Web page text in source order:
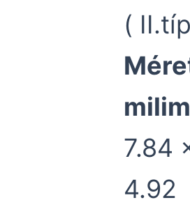
(
7.84
4.92